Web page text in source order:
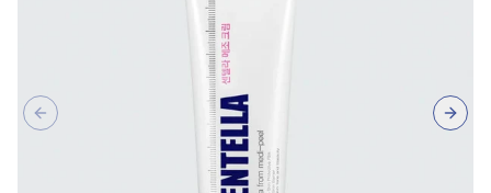
Previous slide Next